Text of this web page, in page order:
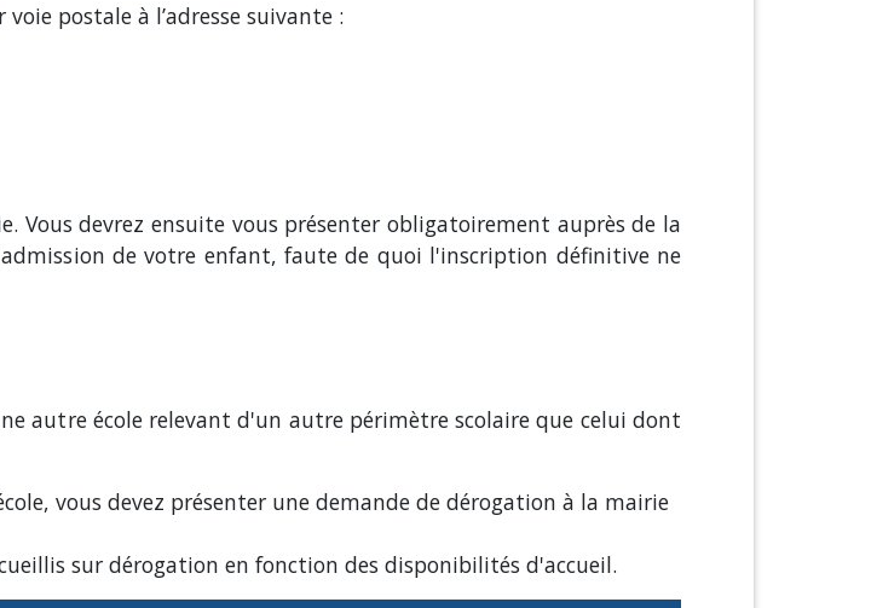
postale à l’adresse suivante :
Vous devrez ensuite vous présenter obligatoirement auprès de la
de votre enfant, faute de quoi l'inscription définitive ne
autre école relevant d'un autre périmètre scolaire que celui dont
vous devez présenter une demande de dérogation à la mairie
sur dérogation en fonction des disponibilités d'accueil.